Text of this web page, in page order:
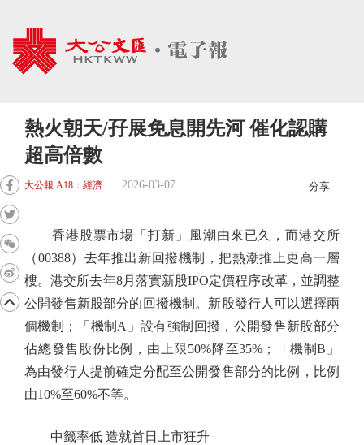
熱火朝天/孖展免息開先河 催化認購
超高倍數
大公報 A18：經濟 2026-03-07 分享
香港股票市場「打新」風潮由來已久，而港交所
（00388）去年推出新回撥機制，把熱潮推上更高一層
樓。港交所去年8月落實新股IPO定價程序改革，並調整
公開發售新股部分的回撥機制。新股發行人可以選擇兩
個機制；「機制A」設有強制回撥，公開發售新股部分
佔總發售股份比例，由上限50%降至35%；「機制B」
為由發行人提前確定分配至公開發售部分的比例，比例
由10%至60%不等。
中籤率低 造就首日上市狂升